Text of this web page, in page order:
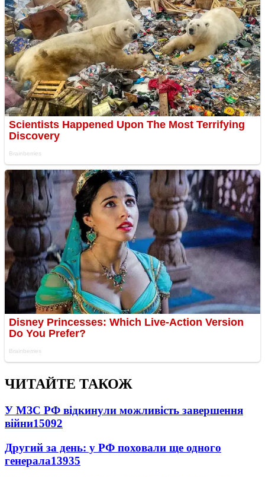
ЧИТАЙТЕ ТАКОЖ
У МЗС РФ відкинули можливість завершення
війни15092
Другий за день: у РФ поховали ще одного
генерала13935